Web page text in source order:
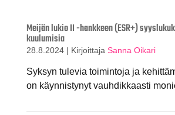
Meijän lukio II -hankkeen (ESR+)
kuulumisia
28.8.2024 | Kirjoittaja Sanna Oikari
Syksyn tulevia toimintoja ja
on käynnistynyt vauhdikkaasti